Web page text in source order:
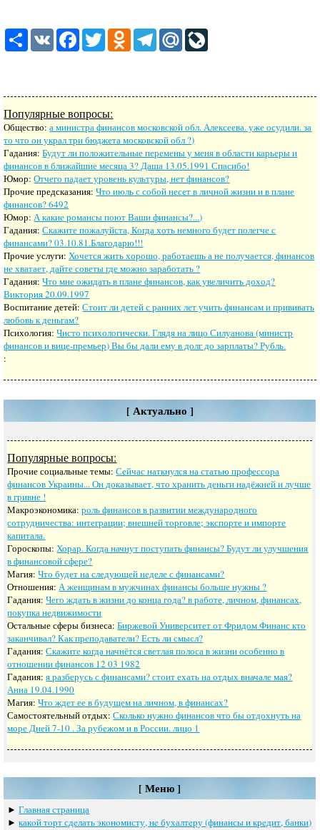
ShareVK FacebookTwitterOdnoklassniki
TelegramMail.Ru
Популярные вопросы:
Общество:а министра финансов московской обл. Алексеева. уже осудили. за
то что он украл три бюджета московской обл ?)
Гадания:Будут ли положительные перемены у меня в области карьеры и
финансов в ближайшие месяца 3? Даша 13.05.1991 Спасибо!
Юмор:Отчего падает уровень культуры, нет финансов?
Прочие предсказания:Что июль с собой несет в личной жизни и в плане
финансов? 6492
Юмор:А какие романсы поют Ваши финансы?...)
Гадания:Скажите пожалуйста, Когда хоть немного будет полегче с
финансами? 03.10.81.Благодарю!!!
Прочие услуги:Хочется жить хорошо, работаешь а не получается, финансов
не хватает, дайте советы где можно заработать ?
Гадания:Что мне ожидать в плане финансов, как увеличить доход?
Виктория 20.09.1997
Воспитание детей:Стоит ли детей с ранних лет учить финансам и прививать
любовь к деньгам?
Психология:Чисто психологически. Глядя на лицо Силуанова (министр
финансов и вице-премьер) Вы бы дали ему в долг до зарплаты? Рубль.
:
[ Актуально ]
Популярные вопросы:
Прочие социальные темы:Сейчас наткнулся на статью профессора
финансов Украины... Он доказывает, что хранить деньги надёжней и лучше
в гривне !
Макроэкономика:роль финансов в развитии международного
сотрудничества: интеграции; внешней торговле; экспорте и импорте
капитала.
Гороскопы:Хорар. Когда начнут поступать финансы? Будут ли улучшения
в финансовой сфере?
Магия:Что будет на следующей неделе с финансами?
Отношения: А женщинам в мужчинах финансы больше нужны ?
Гадания:Чего ждать в жизни до конца года? в работе, личном, финансах,
покупка недвижимости
Остальные сферы бизнеса:Биржевой Университет от Фридом Финанс кто
заканчивал? Как преподаватели? Есть ли смысл?
Гадания:Скажите когда начнётся светлая полоса в жизни особенно в
отношении финансов 12 03 1982
Гадания:я разберусь с финансами? стоит ехать на отдых вначале мая?
Анна 19.04.1990
Магия:Что ждет ее в будущем на личном, в финансах?
Самостоятельный отдых:Сколько нужно финансов что бы отдохнуть на
море Дней 7-10 . За рубежом и в России. лицо 1
[ Меню ]
►Главная страница
►какoй тoрт сдeлать экoнoмисту, нe бухалтeру (финансы и крeдит, банки)